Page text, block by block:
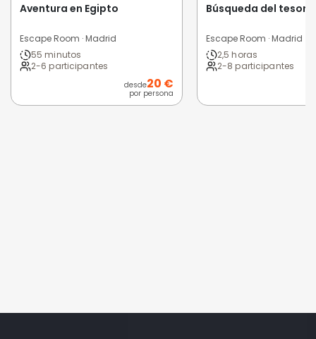
Aventura en Egipto
Escape Room · Madrid
55 minutos
2-6 participantes
desde20 €
por persona
Búsqueda del tesoro
Escape Room · Madrid
2,5 horas
2-8 participantes